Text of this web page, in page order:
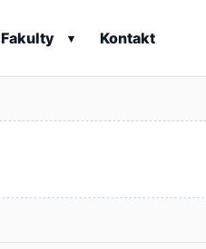
Fakulty ▾ Kontakt